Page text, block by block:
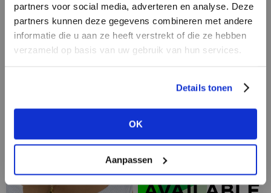
partners voor social media, adverteren en analyse. Deze
partners kunnen deze gegevens combineren met andere
informatie die u aan ze heeft verstrekt of die ze hebben
verzameld op basis van uw gebruik van hun services.
Details tonen
OK
Aanpassen
HEB JE NOG GEEN
ACCOUNT?
REGISTREER ALS RETAILER
BEKIJK ALLE OPTIES